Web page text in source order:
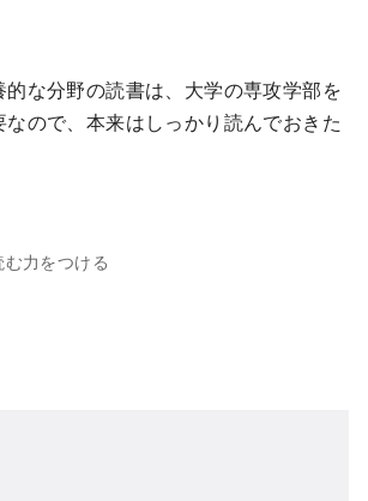
な分野の読書は、大学の専攻学部を
ので、本来はしっかり読んでおきた
む力をつける